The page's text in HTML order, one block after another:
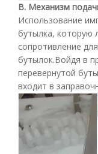
B. Механизм
Использование
бутылка, которую
сопротивление
бутылок.Войдя в
перевернутой
входит в